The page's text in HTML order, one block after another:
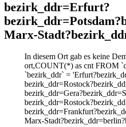
bezirk_ddr=Erfurt?
Marx-
In diesem Ort gab es keine
ort,COUNT(*) as cnt FROM
`bezirk_ddr` =
Marx-